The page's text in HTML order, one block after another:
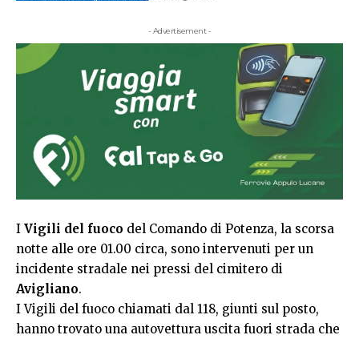
- Advertisement -
I Vigili del fuoco del Comando di Potenza, la scorsa
notte alle ore 01.00 circa, sono intervenuti per un
incidente stradale nei pressi del cimitero di
Avigliano.
I Vigili del fuoco chiamati dal 118, giunti sul posto,
hanno trovato una autovettura uscita fuori strada che